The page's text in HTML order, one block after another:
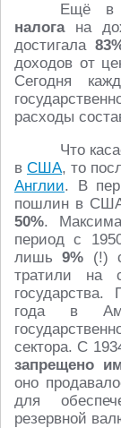
Ещё в
налогана
достигала
доходов от
Сегодня
расходы
Что
в США, то
Англии. В
пошлин в США
50%.
период с
лишь9% (!)
тратили на
года в
сектора. С
запрещено
оно
для
резервной